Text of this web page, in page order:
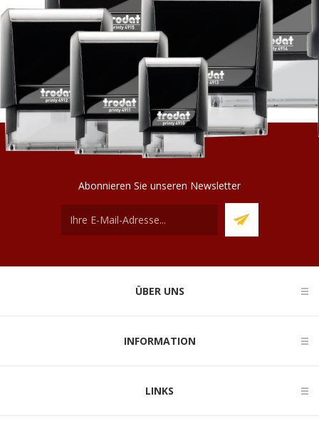
Abonnieren Sie unseren Newsletter
ÜBER UNS
INFORMATION
LINKS